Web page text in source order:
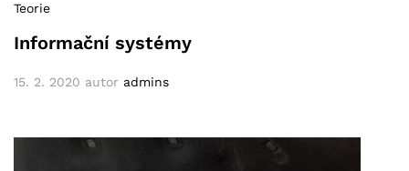
Teorie
Informační systémy
15. 2. 2020 autor admins